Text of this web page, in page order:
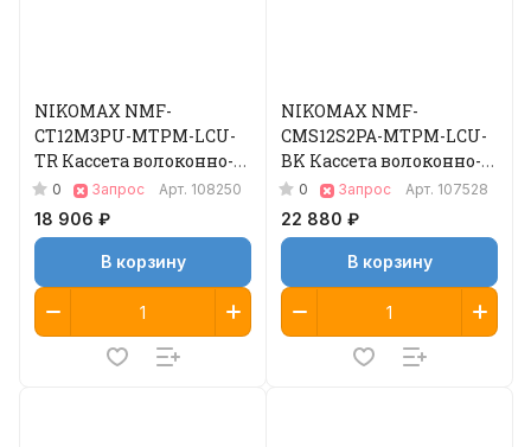
NIKOMAX NMF-
CT12M3PU-MTPM-LCU-
TR Кассета волоконно-
оптическая
0 Запрос Арт. 108250
18 906 ₽
В корзину
NIKOMAX NMF-
CMS12S2PA-MTPM-LCU-
BK Кассета волоконно-
оптическая
0 Запрос Арт. 107528
22 880 ₽
В корзину